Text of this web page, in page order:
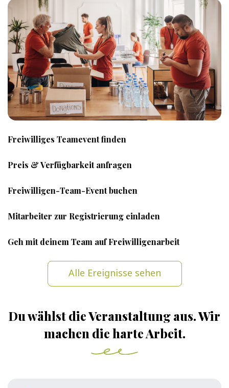
Freiwilliges Teamevent finden
Preis & Verfügbarkeit anfragen
Freiwilligen-Team-Event buchen
Mitarbeiter zur Registrierung einladen
Geh mit deinem Team auf Freiwilligenarbeit
Alle Ereignisse sehen
Du wählst die Veranstaltung aus. Wir
machen die harte Arbeit.